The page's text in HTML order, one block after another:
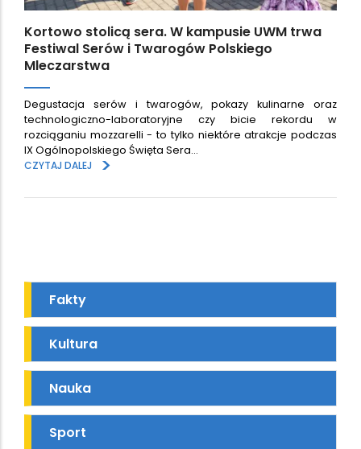
Kortowo stolicą sera. W kampusie UWM trwa
Festiwal Serów i Twarogów Polskiego
Mleczarstwa
Degustacja serów i twarogów, pokazy kulinarne oraz
technologiczno-laboratoryjne czy bicie rekordu w
rozciąganiu mozzarelli - to tylko niektóre atrakcje podczas
IX Ogólnopolskiego Święta Sera…
CZYTAJ DALEJ
>
Fakty
Kultura
Nauka
Sport